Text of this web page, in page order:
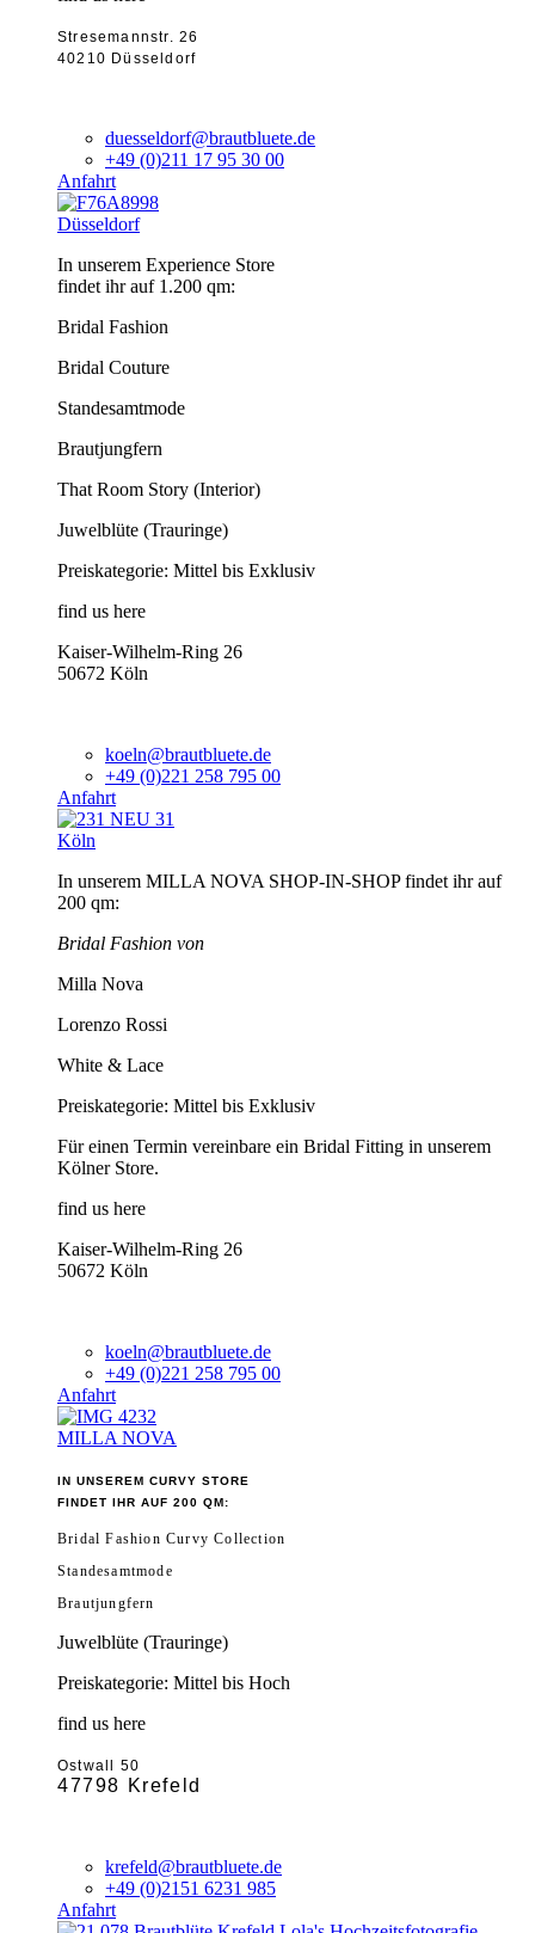
Stresemannstr. 26
40210 Düsseldorf
duesseldorf@brautbluete.de
+49 (0)211 17 95 30 00
Anfahrt
Düsseldorf
In unserem Experience Store
findet ihr auf 1.200 qm:
Bridal Fashion
Bridal Couture
Standesamtmode
Brautjungfern
That Room Story (Interior)
Juwelblüte (Trauringe)
Preiskategorie: Mittel bis Exklusiv
find us here
Kaiser-Wilhelm-Ring 26
50672 Köln
koeln@brautbluete.de
+49 (0)221 258 795 00
Anfahrt
Köln
In unserem MILLA NOVA SHOP-IN-SHOP findet ihr auf
200 qm:
Bridal Fashion von
Milla Nova
Lorenzo Rossi
White & Lace
Preiskategorie: Mittel bis Exklusiv
Für einen Termin vereinbare ein Bridal Fitting in unserem
Kölner Store.
find us here
Kaiser-Wilhelm-Ring 26
50672 Köln
koeln@brautbluete.de
+49 (0)221 258 795 00
Anfahrt
MILLA NOVA
IN UNSEREM CURVY STORE
FINDET IHR AUF 200 QM:
Bridal Fashion Curvy Collection
Standesamtmode
Brautjungfern
Juwelblüte (Trauringe)
Preiskategorie: Mittel bis Hoch
find us here
Ostwall 50
47798 Krefeld
krefeld@brautbluete.de
+49 (0)2151 6231 985
Anfahrt